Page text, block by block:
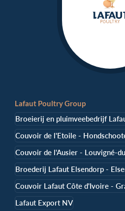
Lafaut Poultry Group
Broeierij en pluimveebedrijf
Couvoir de l'Etoile -
Couvoir de l'Ausier - Louvigné-
Broederij Lafaut Elsendorp -
Couvoir Lafaut Côte d'Ivoire -
Lafaut Export NV